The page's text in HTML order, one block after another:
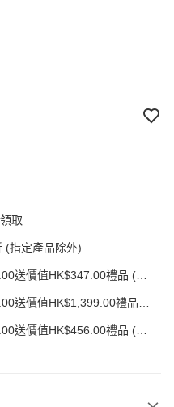
取
(指定產品除外)
送價值HK$347.00禮品 (贈
送價值HK$1,399.00禮品
送價值HK$456.00禮品 (贈